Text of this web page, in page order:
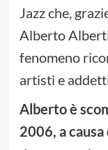
Jazz che,
Alberto
fenomeno
artisti e
Alberto è
2006, a